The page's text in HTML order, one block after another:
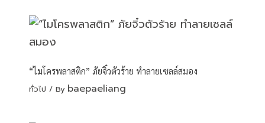
“ไมโครพลาสติก” ภัยจิ๋วตัวร้าย ทำลายเซลล์สมอง
ทั่วไป / By baepaeliang